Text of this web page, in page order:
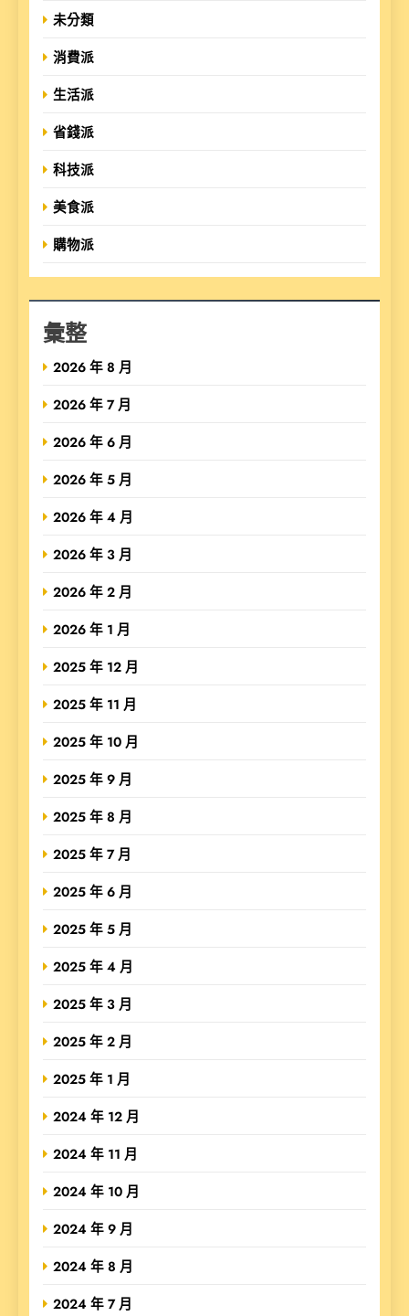
未分類
消費派
生活派
省錢派
科技派
美食派
購物派
彙整
2026 年 8 月
2026 年 7 月
2026 年 6 月
2026 年 5 月
2026 年 4 月
2026 年 3 月
2026 年 2 月
2026 年 1 月
2025 年 12 月
2025 年 11 月
2025 年 10 月
2025 年 9 月
2025 年 8 月
2025 年 7 月
2025 年 6 月
2025 年 5 月
2025 年 4 月
2025 年 3 月
2025 年 2 月
2025 年 1 月
2024 年 12 月
2024 年 11 月
2024 年 10 月
2024 年 9 月
2024 年 8 月
2024 年 7 月